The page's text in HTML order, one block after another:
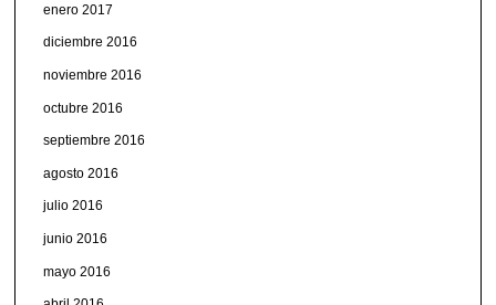
enero 2017
diciembre 2016
noviembre 2016
octubre 2016
septiembre 2016
agosto 2016
julio 2016
junio 2016
mayo 2016